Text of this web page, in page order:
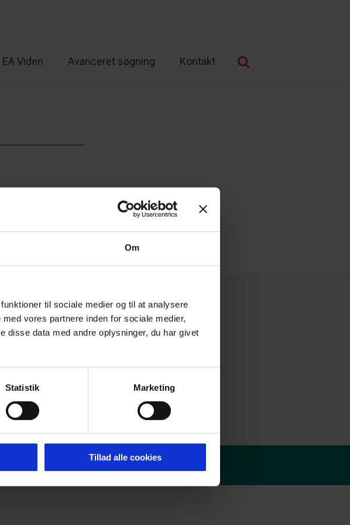
Om
til sociale medier og til at analysere
vores partnere inden for sociale medier,
disse data med andre oplysninger, du har givet
Statistik Marketing
Tillad alle cookies
EA Viden Avanceret søgning Kontakt
Cookie Politik- Redaktør login